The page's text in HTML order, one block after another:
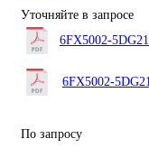
Уточняйте в запросе
6FX5002-
6FX5002-
По запросу